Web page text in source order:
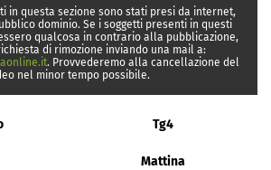
in questa sezione sono stati presi da internet,
dominio. Se i soggetti presenti in questi
qualcosa in contrario alla pubblicazione,
di rimozione inviando una mail a:
. Provvederemo alla cancellazione del
nel minor tempo possibile.
Tg4
Mattina